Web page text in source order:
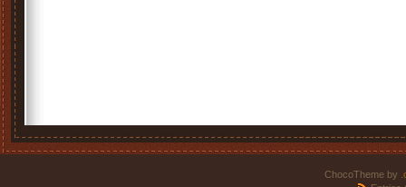
ChocoTheme by